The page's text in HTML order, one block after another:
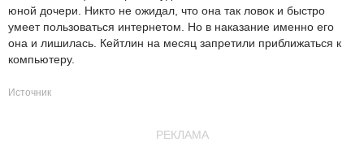
юной дочери. Никто не ожидал, что она так ловок и быстро
умеет пользоваться интернетом. Но в наказание именно его
она и лишилась. Кейтлин на месяц запретили приближаться к
компьютеру.
Источник
РЕКЛАМА